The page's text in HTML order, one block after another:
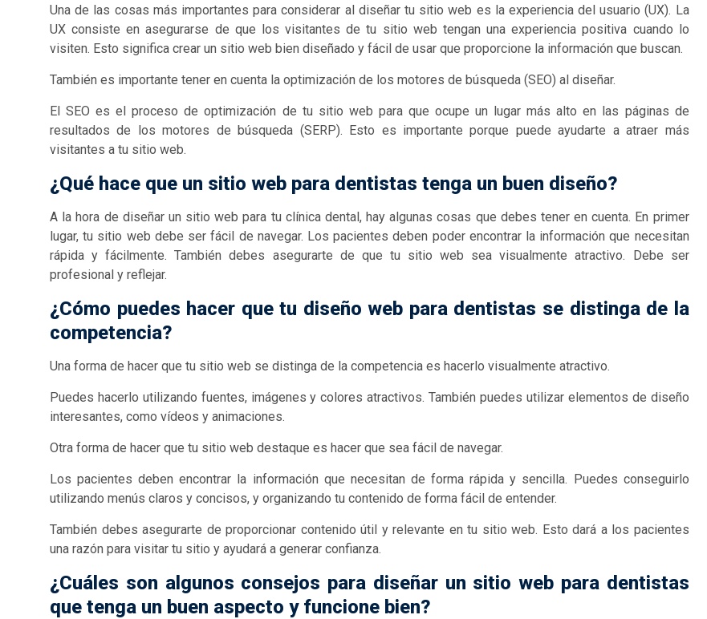
Una de las cosas más importantes para considerar al diseñar tu sitio web es la experiencia del usuario (UX). La
UX consiste en asegurarse de que los visitantes de tu sitio web tengan una experiencia positiva cuando lo
visiten. Esto significa crear un sitio web bien diseñado y fácil de usar que proporcione la información que buscan.
También es importante tener en cuenta la optimización de los motores de búsqueda (SEO) al diseñar.
El SEO es el proceso de optimización de tu sitio web para que ocupe un lugar más alto en las páginas de
resultados de los motores de búsqueda (SERP). Esto es importante porque puede ayudarte a atraer más
visitantes a tu sitio web.
¿Qué hace que un sitio web para dentistas tenga un buen diseño?
A la hora de diseñar un sitio web para tu clínica dental, hay algunas cosas que debes tener en cuenta. En primer
lugar, tu sitio web debe ser fácil de navegar. Los pacientes deben poder encontrar la información que necesitan
rápida y fácilmente. También debes asegurarte de que tu sitio web sea visualmente atractivo. Debe ser
profesional y reflejar.
¿Cómo puedes hacer que tu diseño web para dentistas se distinga de la
competencia?
Una forma de hacer que tu sitio web se distinga de la competencia es hacerlo visualmente atractivo.
Puedes hacerlo utilizando fuentes, imágenes y colores atractivos. También puedes utilizar elementos de diseño
interesantes, como vídeos y animaciones.
Otra forma de hacer que tu sitio web destaque es hacer que sea fácil de navegar.
Los pacientes deben encontrar la información que necesitan de forma rápida y sencilla. Puedes conseguirlo
utilizando menús claros y concisos, y organizando tu contenido de forma fácil de entender.
También debes asegurarte de proporcionar contenido útil y relevante en tu sitio web. Esto dará a los pacientes
una razón para visitar tu sitio y ayudará a generar confianza.
¿Cuáles son algunos consejos para diseñar un sitio web para dentistas
que tenga un buen aspecto y funcione bien?